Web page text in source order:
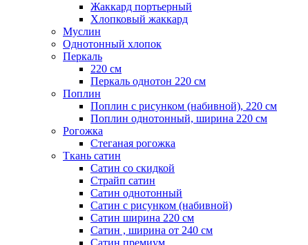
Жаккард портьерный
Хлопковый жаккард
Муслин
Однотонный хлопок
Перкаль
220 см
Перкаль однотон 220 см
Поплин
Поплин с рисунком (набивной), 220 см
Поплин однотонный, ширина 220 см
Рогожка
Стеганая рогожка
Ткань сатин
Сатин со скидкой
Страйп сатин
Сатин однотонный
Сатин с рисунком (набивной)
Сатин ширина 220 см
Сатин , ширина от 240 см
Сатин премиум